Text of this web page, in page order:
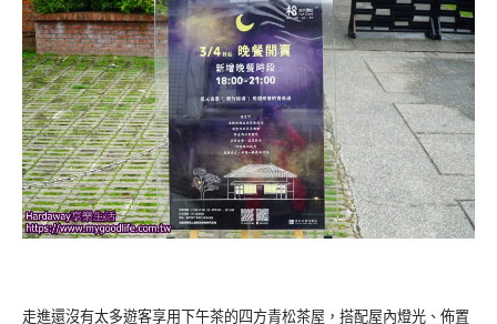
走進還沒有太多遊客享用下午茶的四方青松茶屋，搭配屋內燈光、佈置